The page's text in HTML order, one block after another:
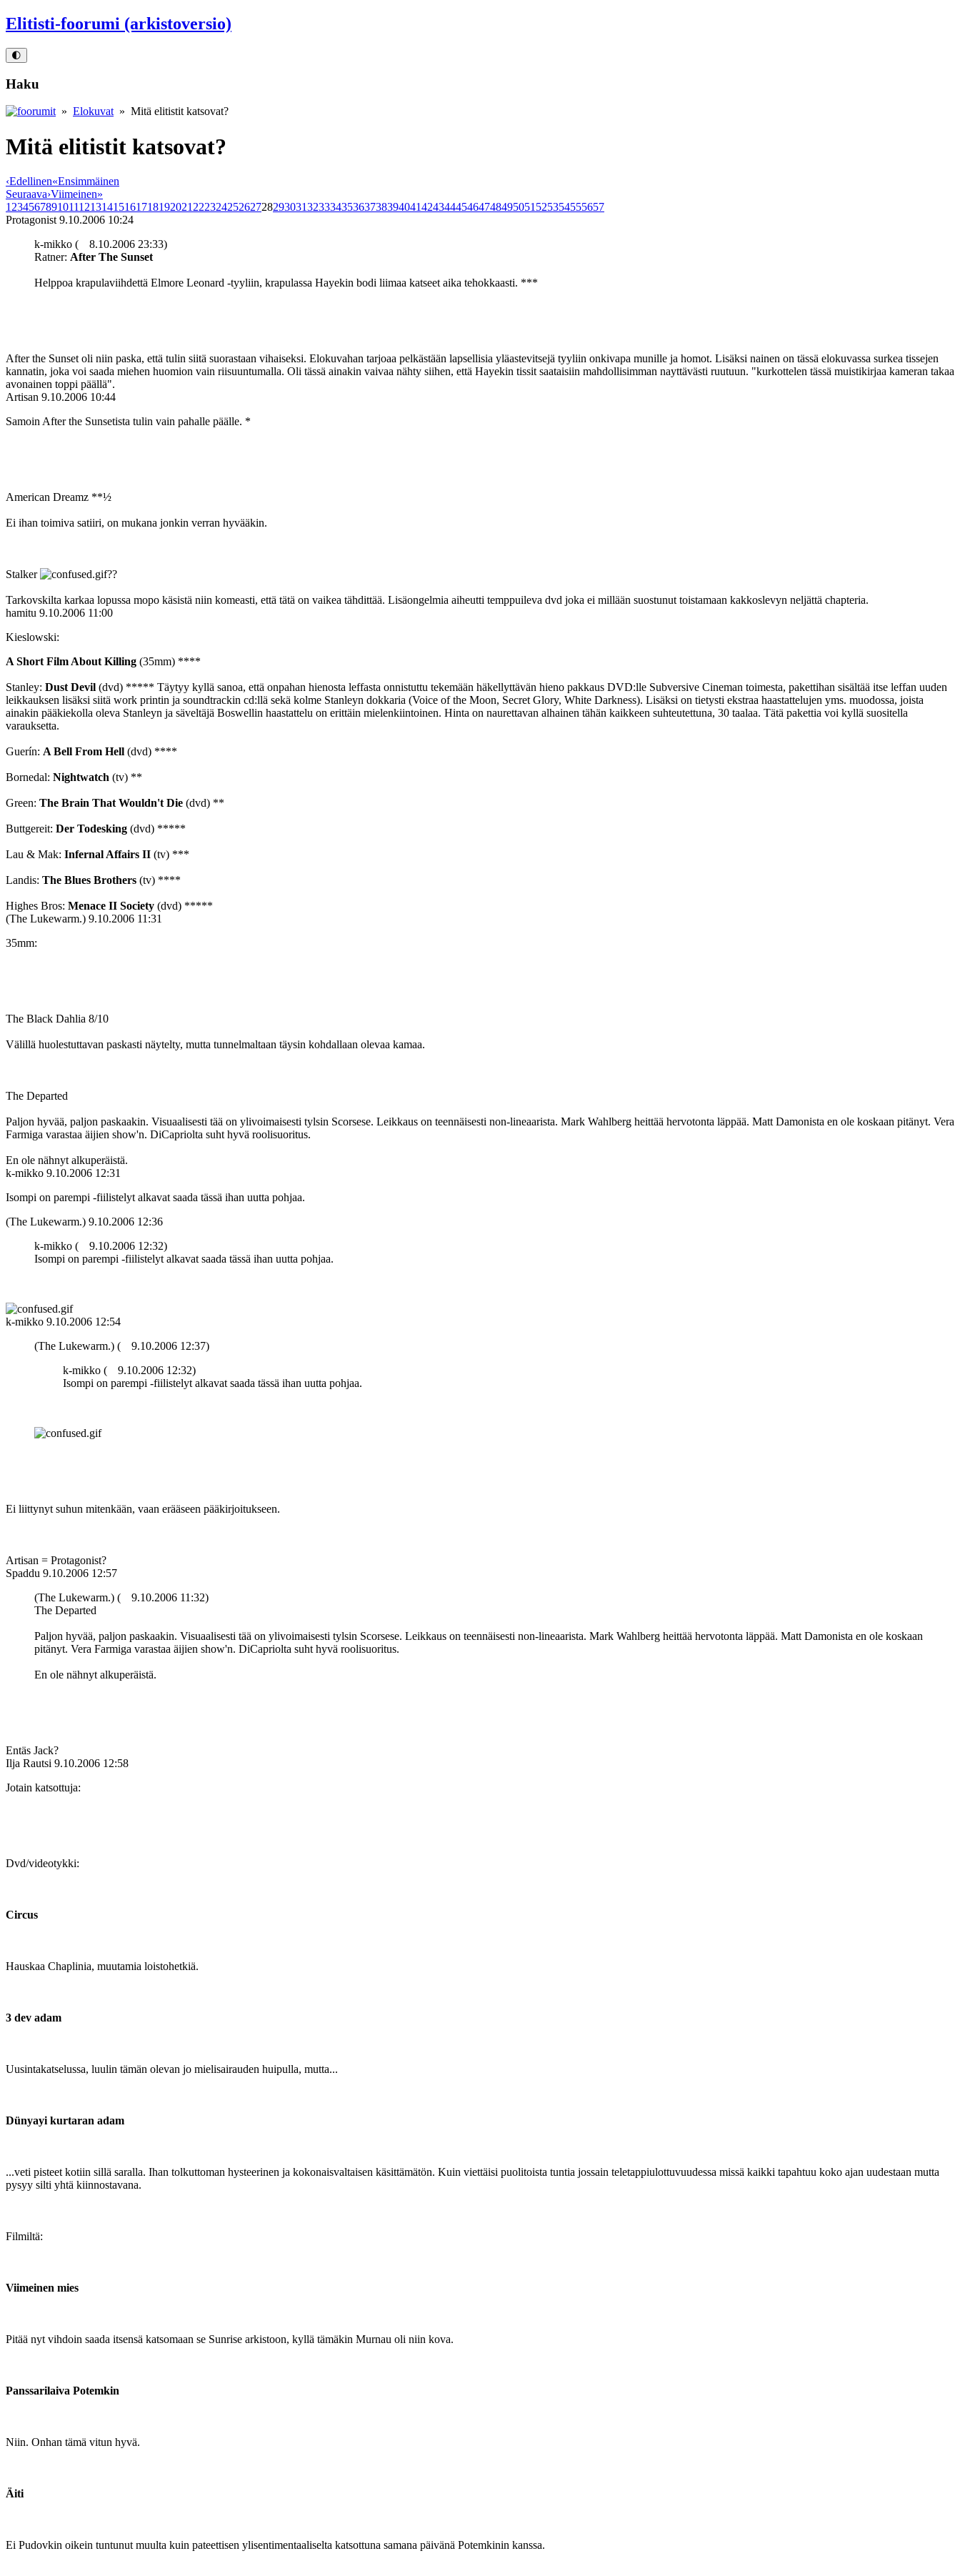
Elitisti-foorumi (arkistoversio)
🌓
Haku
» Elokuvat » Mitä elitistit katsovat?
Mitä elitistit katsovat?
‹Edellinen«Ensimmäinen
Seuraava›Viimeinen»
1 23456789101112131415161718192021 222324252627282930313233343536373839404142434445464748495051 525354555657
Protagonist 9.10.2006 10:24
k-mikko (
8.10.2006 23:33)
Ratner: After The Sunset
Helppoa krapulaviihdettä Elmore Leonard ‑tyyliin, krapulassa Hayekin bodi liimaa katseet aika tehokkaasti. ***
After the Sunset oli niin paska, että tulin siitä suorastaan vihaiseksi. Elokuvahan tarjoaa pelkästään lapsellisia yläastevitsejä tyyliin onkivapa munille ja homot. Lisäksi nainen on tässä elokuvassa surkea tissejen
kannatin, joka voi saada miehen huomion vain riisuuntumalla. Oli tässä ainakin vaivaa nähty siihen, että Hayekin tissit saataisiin mahdollisimman nayttävästi ruutuun. "kurkottelen tässä muistikirjaa kameran takaa
avonainen toppi päällä".
Artisan 9.10.2006 10:44
Samoin After the Sunsetista tulin vain pahalle päälle. *
American Dreamz **½
Ei ihan toimiva satiiri, on mukana jonkin verran hyvääkin.
Stalker ??
Tarkovskilta karkaa lopussa mopo käsistä niin komeasti, että tätä on vaikea tähdittää. Lisäongelmia aiheutti temppuileva dvd joka ei millään suostunut toistamaan kakkoslevyn neljättä chapteria.
hamitu 9.10.2006 11:00
Kieslowski:
A Short Film About Killing (35mm) ****
Stanley: Dust Devil (dvd) ***** Täytyy kyllä sanoa, että onpahan hienosta leffasta onnistuttu tekemään häkellyttävän hieno pakkaus DVD:lle Subversive Cineman toimesta, pakettihan sisältää itse leffan uuden
leikkauksen lisäksi siitä work printin ja soundtrackin cd:llä sekä kolme Stanleyn dokkaria (Voice of the Moon, Secret Glory, White Darkness). Lisäksi on tietysti ekstraa haastattelujen yms. muodossa, joista
ainakin pääkiekolla oleva Stanleyn ja säveltäjä Boswellin haastattelu on erittäin mielenkiintoinen. Hinta on naurettavan alhainen tähän kaikkeen suhteutettuna, 30 taalaa. Tätä pakettia voi kyllä suositella
varauksetta.
Guerín: A Bell From Hell (dvd) ****
Bornedal: Nightwatch (tv) **
Green: The Brain That Wouldn't Die (dvd) **
Buttgereit: Der Todesking (dvd) *****
Lau & Mak: Infernal Affairs II (tv) ***
Landis: The Blues Brothers (tv) ****
Highes Bros: Menace II Society (dvd) *****
(The Lukewarm.) 9.10.2006 11:31
35mm:
The Black Dahlia 8/10
Välillä huolestuttavan paskasti näytelty, mutta tunnelmaltaan täysin kohdallaan olevaa kamaa.
The Departed
Paljon hyvää, paljon paskaakin. Visuaalisesti tää on ylivoimaisesti tylsin Scorsese. Leikkaus on teennäisesti non-lineaarista. Mark Wahlberg heittää hervotonta läppää. Matt Damonista en ole koskaan pitänyt. Vera
Farmiga varastaa äijien show'n. DiCapriolta suht hyvä roolisuoritus.
En ole nähnyt alkuperäistä.
k-mikko 9.10.2006 12:31
Isompi on parempi ‑fiilistelyt alkavat saada tässä ihan uutta pohjaa.
(The Lukewarm.) 9.10.2006 12:36
k-mikko (
9.10.2006 12:32)
Isompi on parempi ‑fiilistelyt alkavat saada tässä ihan uutta pohjaa.
k-mikko 9.10.2006 12:54
(The Lukewarm.) (
9.10.2006 12:37)
k-mikko (
9.10.2006 12:32)
Isompi on parempi ‑fiilistelyt alkavat saada tässä ihan uutta pohjaa.
Ei liittynyt suhun mitenkään, vaan erääseen pääkirjoitukseen.
Artisan = Protagonist?
Spaddu 9.10.2006 12:57
(The Lukewarm.) (
9.10.2006 11:32)
The Departed
Paljon hyvää, paljon paskaakin. Visuaalisesti tää on ylivoimaisesti tylsin Scorsese. Leikkaus on teennäisesti non-lineaarista. Mark Wahlberg heittää hervotonta läppää. Matt Damonista en ole koskaan
pitänyt. Vera Farmiga varastaa äijien show'n. DiCapriolta suht hyvä roolisuoritus.
En ole nähnyt alkuperäistä.
Entäs Jack?
Ilja Rautsi 9.10.2006 12:58
Jotain katsottuja:
Dvd/videotykki:
Circus
Hauskaa Chaplinia, muutamia loistohetkiä.
3 dev adam
Uusintakatselussa, luulin tämän olevan jo mielisairauden huipulla, mutta...
Dünyayi kurtaran adam
...veti pisteet kotiin sillä saralla. Ihan tolkuttoman hysteerinen ja kokonaisvaltaisen käsittämätön. Kuin viettäisi puolitoista tuntia jossain teletappiulottuvuudessa missä kaikki tapahtuu koko ajan uudestaan mutta
pysyy silti yhtä kiinnostavana.
Filmiltä:
Viimeinen mies
Pitää nyt vihdoin saada itsensä katsomaan se Sunrise arkistoon, kyllä tämäkin Murnau oli niin kova.
Panssarilaiva Potemkin
Niin. Onhan tämä vitun hyvä.
Äiti
Ei Pudovkin oikein tuntunut muulta kuin pateettisen ylisentimentaaliselta katsottuna samana päivänä Potemkinin kanssa.